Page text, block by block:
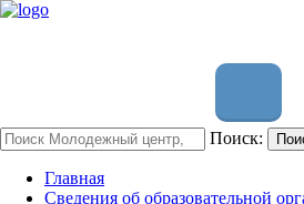
Поиск:
Главная
Сведения об образовательной